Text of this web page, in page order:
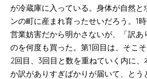
が冷蔵庫に入っている。身体が自然と
ンの町に産まれ育ったせいだろう。1
営業妨害だから明かさないが、「訳あ
のを何度も買った。第1回目は、そこそ
2回目、3回目と数を重ねていく内に、
か訳がありすぎばかりが届いて、とう